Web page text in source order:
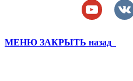
МЕНЮ ЗАКРЫТЬ назад